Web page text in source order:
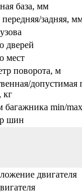
база, мм
передняя/задняя,
дверей
мест
поворота, м
допустимая
кг
багажника min/
шин
двигателя